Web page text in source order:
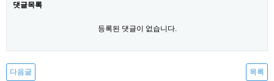
댓글목록
등록된 댓글이 없습니다.
다음글 목록